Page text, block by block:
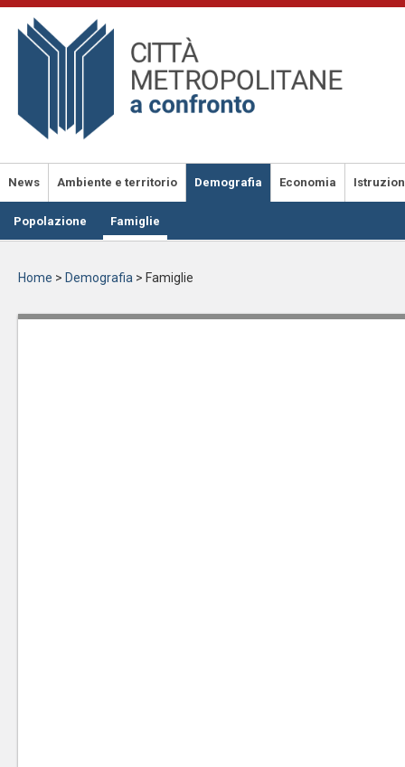
Salta
contenuto
News Ambiente e territorio Demografia Economia
Popolazione Famiglie
Home > Demografia > Famiglie